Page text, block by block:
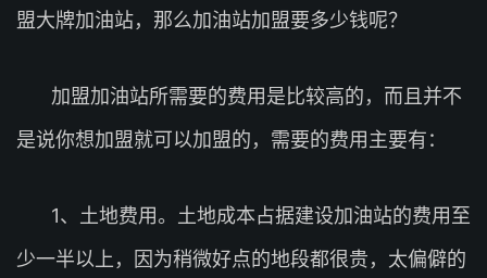
盟大牌加油站，那么加油站加盟要多少钱呢？
加盟加油站所需要的费用是比较高的，而且并不
是说你想加盟就可以加盟的，需要的费用主要有：
1、土地费用。土地成本占据建设加油站的费用至
少一半以上，因为稍微好点的地段都很贵，太偏僻的